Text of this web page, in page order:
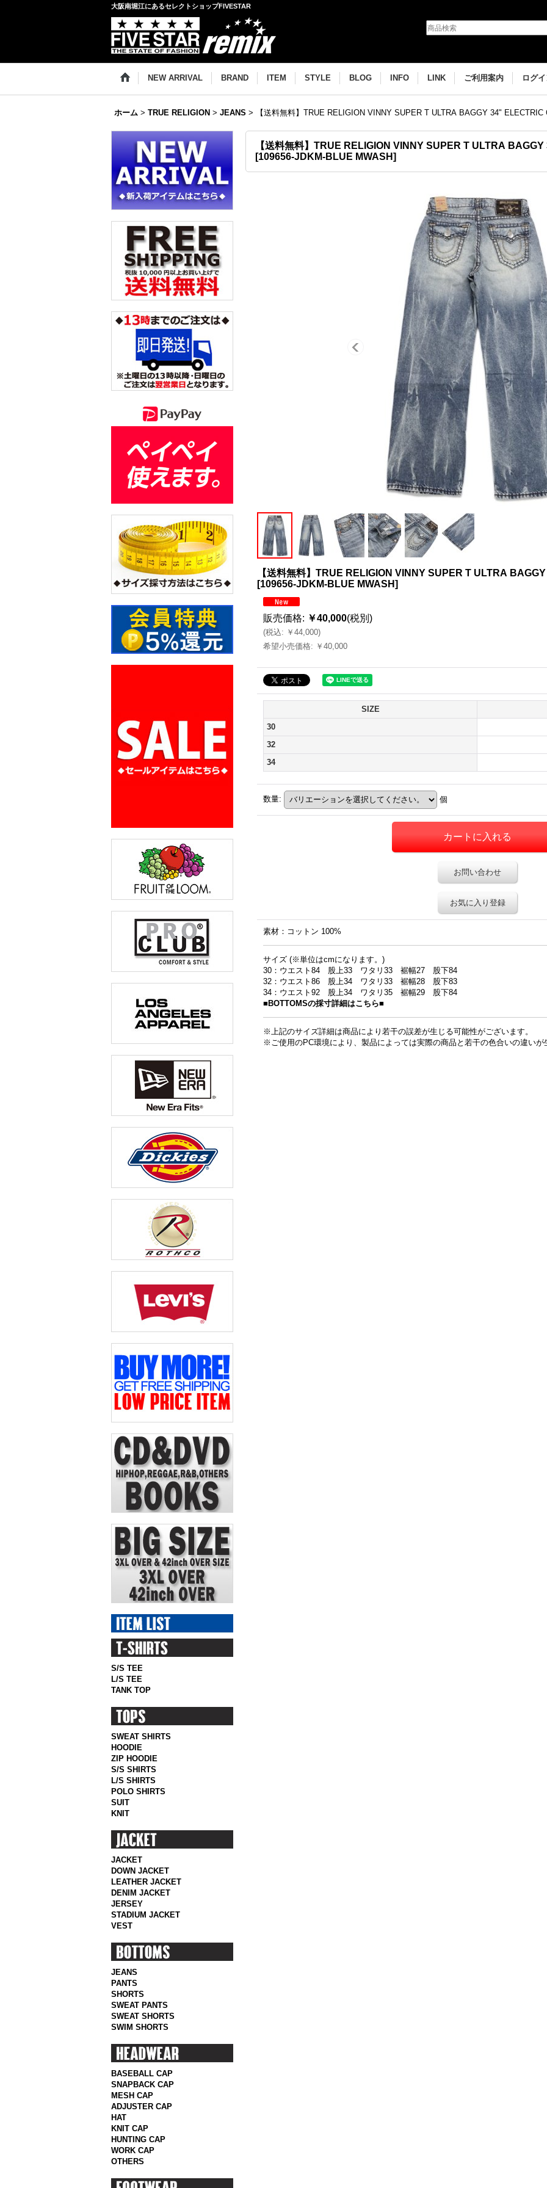
大阪南堀江にあるセレクトショップFIVESTAR
NEW ARRIVAL BRAND ITEM STYLE BLOG INFO LINK ご利用案内 ログ
ホーム > TRUE RELIGION > JEANS > 【送料無料】TRUE RELIGION VINNY SUPER T ULTRA BAGGY 34" ELECTRIC
S/S TEE
L/S TEE
TANK TOP
SWEAT SHIRTS
HOODIE
ZIP HOODIE
S/S SHIRTS
L/S SHIRTS
POLO SHIRTS
SUIT
KNIT
JACKET
DOWN JACKET
LEATHER JACKET
DENIM JACKET
JERSEY
STADIUM JACKET
VEST
JEANS
PANTS
SHORTS
SWEAT PANTS
SWEAT SHORTS
SWIM SHORTS
BASEBALL CAP
SNAPBACK CAP
MESH CAP
ADJUSTER CAP
HAT
KNIT CAP
HUNTING CAP
WORK CAP
OTHERS
【送料無料】TRUE RELIGION VINNY SUPER T ULTRA
[109656-JDKM-BLUE MWASH]
【送料無料】TRUE RELIGION VINNY SUPER T ULTRA
[109656-JDKM-BLUE MWASH]
販売価格: ￥40,000(税別)
(税込: ￥44,000)
希望小売価格: ￥40,000
SIZE
30
32
34
数量: 個
お問い合わせ
お気に入り登録
素材：コットン 100%
サイズ (※単位はcmになります。)
30：ウエスト84 股上33 ワタリ33 裾幅27 股下84
32：ウエスト86 股上34 ワタリ33 裾幅28 股下83
34：ウエスト92 股上34 ワタリ35 裾幅29 股下84
■BOTTOMSの採寸詳細はこちら■
※上記のサイズ詳細は商品により若干の誤差が生じる可能性がございます。
※ご使用のPC環境により、製品によっては実際の商品と若干の色合いの違いが